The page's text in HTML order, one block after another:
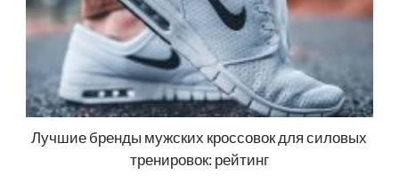
Лучшие бренды мужских кроссовок для силовых
тренировок: рейтинг